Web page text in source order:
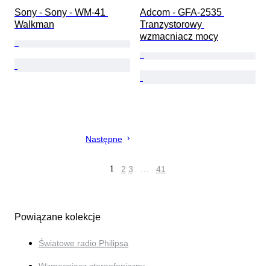
Sony - Sony - WM-41
Walkman
Adcom - GFA-2535
Tranzystorowy
wzmacniacz mocy
Następne
1 2 3 … 41
Powiązane kolekcje
Światowe radio Philipsa